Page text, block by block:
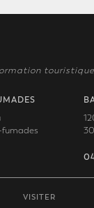
VISITER